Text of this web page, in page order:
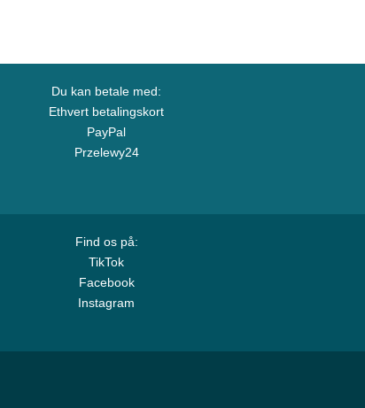
Du kan betale med:
Ethvert betalingskort
PayPal
Przelewy24
Find os på:
TikTok
Facebook
Instagram